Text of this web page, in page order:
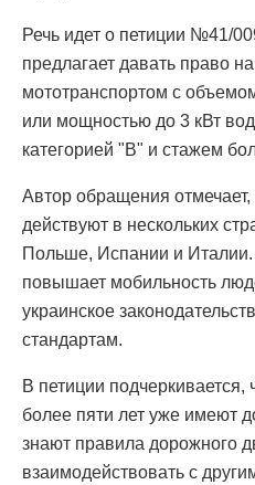
Речь идет о петиции №41/
предлагает давать право
мототранспортом с
или мощностью до 3 кВт
категорией "В" и стажем
Автор обращения
действуют в нескольких
Польше, Испании и
повышает мобильность
украинское
стандартам.
В петиции подчеркивается,
более пяти лет уже имеют
знают правила дорожного
взаимодействовать с